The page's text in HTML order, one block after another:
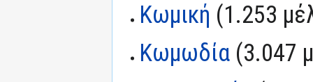
Κωμική (1.253
Κωμωδία (3.047